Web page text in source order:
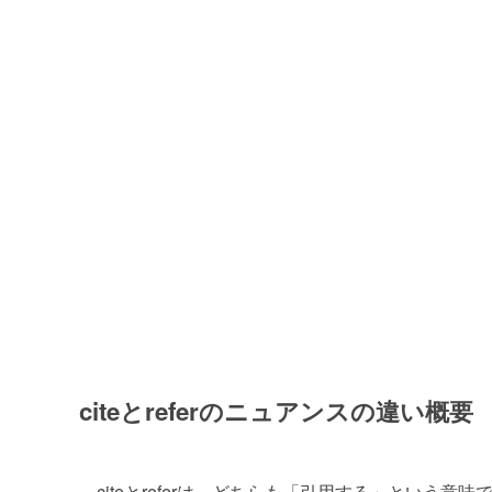
citeとreferのニュアンスの違い概要